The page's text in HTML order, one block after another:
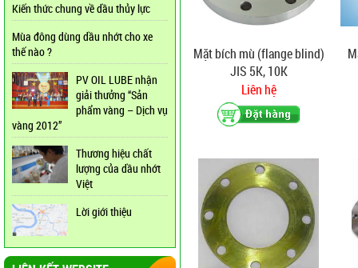
Kiến thức chung về dầu thủy lực
Mùa đông dùng dầu nhớt cho xe
thế nào ?
PV OIL LUBE nhận
giải thưởng “Sản
phẩm vàng – Dịch vụ
vàng 2012”
Thương hiệu chất
lượng của dầu nhớt
Việt
Lời giới thiệu
Mặt bích mù (flange blind)
JIS 5K, 10K
Liên hệ